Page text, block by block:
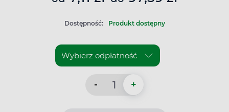
Dostępność: Produkt dostępny
- +